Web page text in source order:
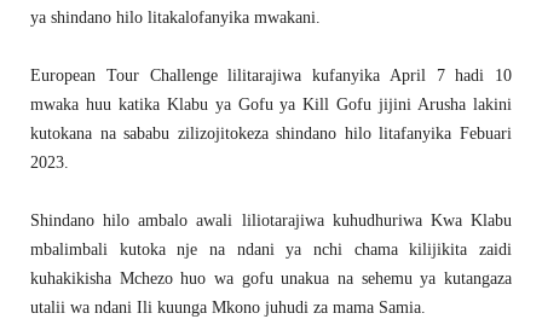
ya shindano hilo litakalofanyika mwakani.
European Tour Challenge lilitarajiwa kufanyika April 7 hadi 10
mwaka huu katika Klabu ya Gofu ya Kill Gofu jijini Arusha lakini
kutokana na sababu zilizojitokeza shindano hilo litafanyika Febuari
2023.
Shindano hilo ambalo awali liliotarajiwa kuhudhuriwa Kwa Klabu
mbalimbali kutoka nje na ndani ya nchi chama kilijikita zaidi
kuhakikisha Mchezo huo wa gofu unakua na sehemu ya kutangaza
utalii wa ndani Ili kuunga Mkono juhudi za mama Samia.